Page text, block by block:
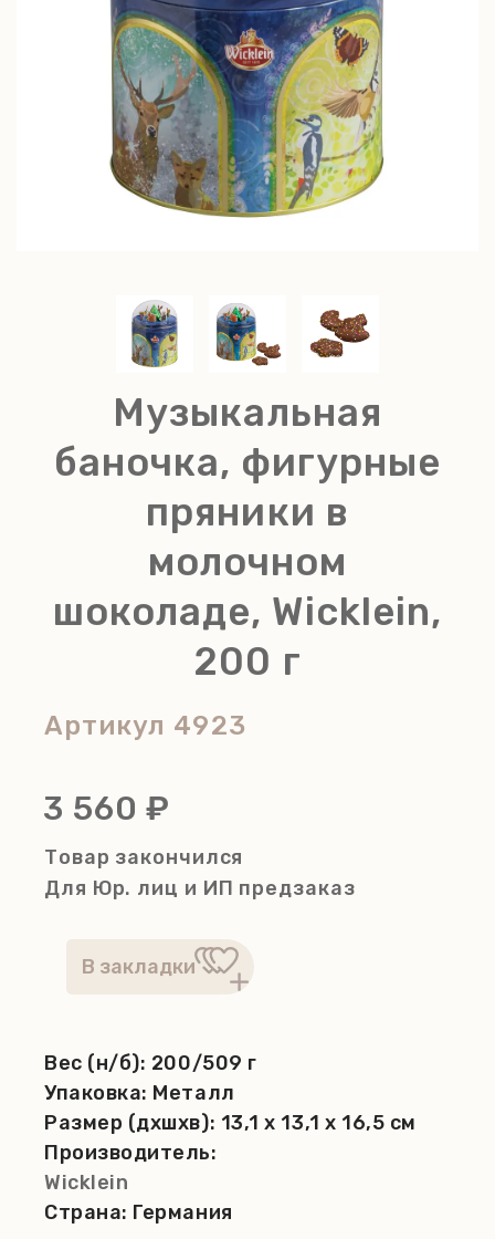
Музыкальная
баночка, фигурные
пряники в
молочном
шоколаде, Wicklein,
200 г
Артикул 4923
3 560 ₽
Товар закончился
Для Юр. лиц и ИП предзаказ
Вес (н/б): 200/509 г
Упаковка: Металл
Размер (дхшхв): 13,1 x 13,1 x 16,5 см
Производитель:
Wicklein
Страна: Германия